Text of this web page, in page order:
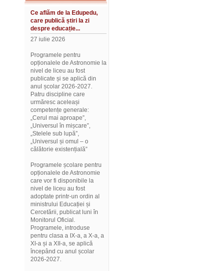
Ce aflăm de la Edupedu,
care publică știri la zi
despre educație...
27 iulie 2026
Programele pentru
opționalele de Astronomie la
nivel de liceu au fost
publicate și se aplică din
anul școlar 2026-2027.
Patru discipline care
urmăresc aceleași
competențe generale:
„Cerul mai aproape”,
„Universul în mișcare”,
„Stelele sub lupă”,
„Universul și omul – o
călătorie existențială”
Programele școlare pentru
opționalele de Astronomie
care vor fi disponibile la
nivel de liceu au fost
adoptate printr-un ordin al
ministrului Educației și
Cercetării, publicat luni în
Monitorul Oficial.
Programele, introduse
pentru clasa a IX-a, a X-a, a
XI-a și a XII-a, se aplică
începând cu anul școlar
2026-2027.